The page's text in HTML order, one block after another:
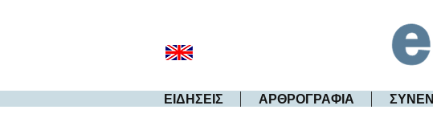
ΕΙΔΗΣΕΙΣ ΑΡΘΡΟΓΡΑΦΙΑ